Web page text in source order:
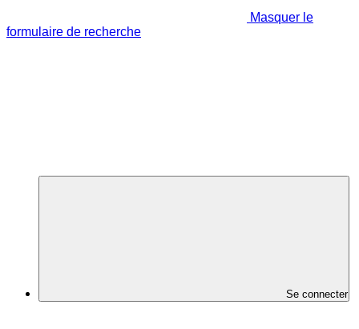
Masquer le
formulaire de recherche
Se connecter